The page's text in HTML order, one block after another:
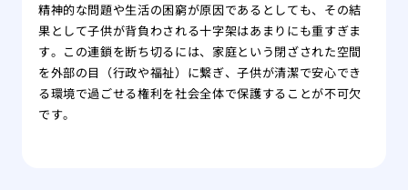
精神的な問題や生活の困窮が原因であるとしても、その結
果として子供が背負わされる十字架はあまりにも重すぎま
す。この連鎖を断ち切るには、家庭という閉ざされた空間
を外部の目（行政や福祉）に繋ぎ、子供が清潔で安心でき
る環境で過ごせる権利を社会全体で保護することが不可欠
です。